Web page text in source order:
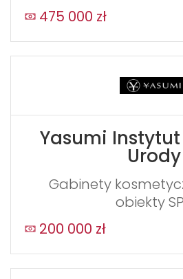
475 000 zł
Yasumi
Urody
Gabinety
obiekty
200 000 zł